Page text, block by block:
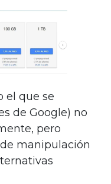
el que se
de Google) no
pero
manipulación